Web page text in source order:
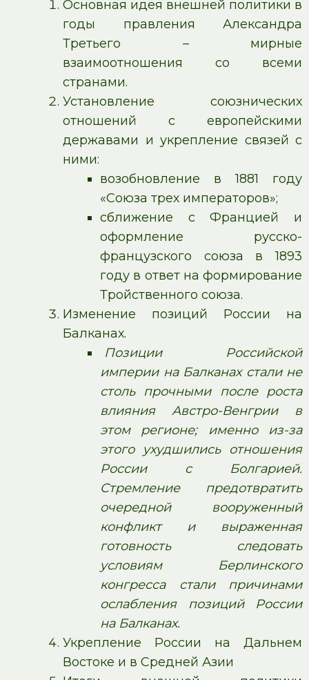
Основная идея внешней политики в
годы правления Александра
Третьего – мирные
взаимоотношения со всеми
странами.
Установление союзнических
отношений с европейскими
державами и укрепление связей с
ними:
возобновление в 1881 году
«Союза трех императоров»;
сближение с Францией и
оформление русско-
французского союза в 1893
году в ответ на формирование
Тройственного союза.
Изменение позиций России на
Балканах.
Позиции Российской
империи на Балканах стали не
столь прочными после роста
влияния Австро-Венгрии в
этом регионе; именно из-за
этого ухудшились отношения
России с Болгарией.
Стремление предотвратить
очередной вооруженный
конфликт и выраженная
готовность следовать
условиям Берлинского
конгресса стали причинами
ослабления позиций России
на Балканах.
Укрепление России на Дальнем
Востоке и в Средней Азии